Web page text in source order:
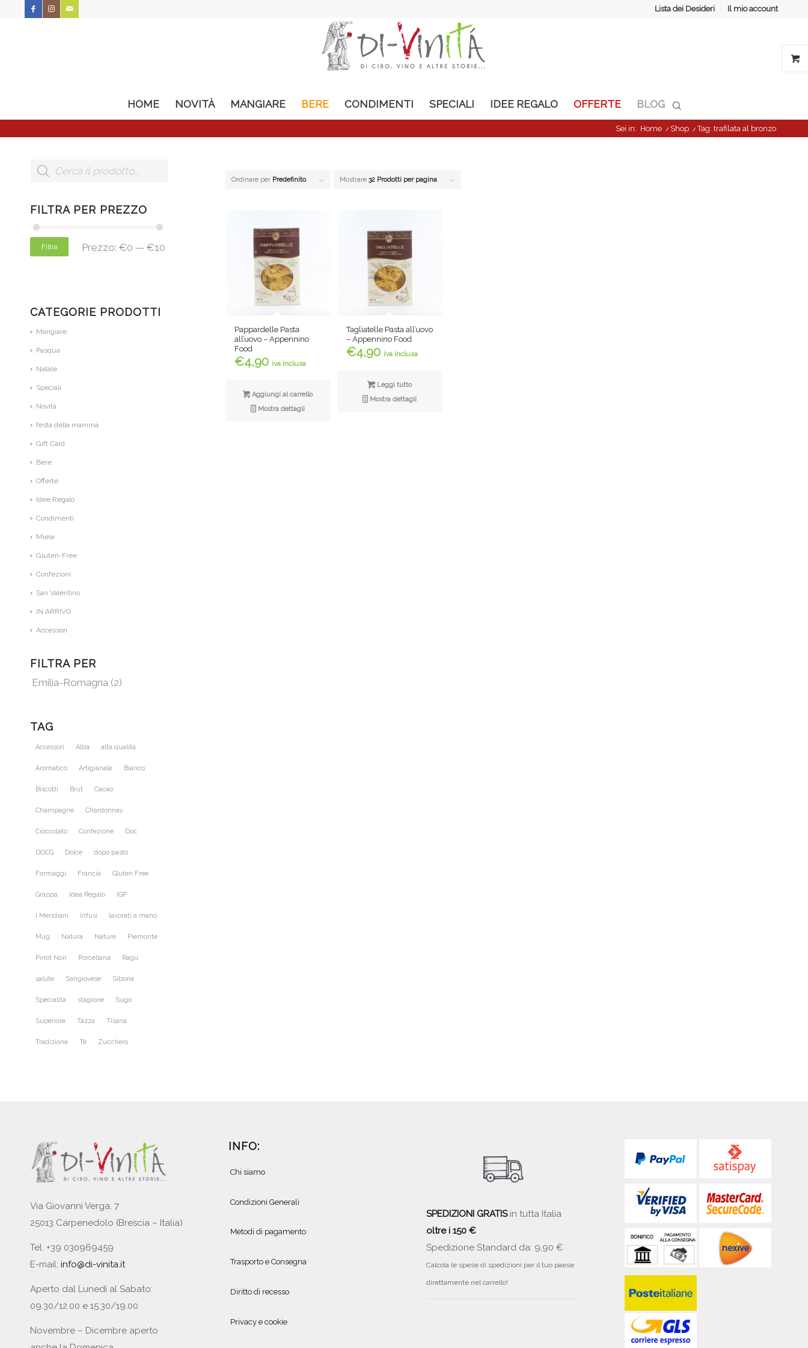
Lista dei Desideri Il mio account
HOME NOVITÀ MANGIARE BERE CONDIMENTI SPECIALI IDEE REGALO OFFERTE BLOG
Sei in: Home / Shop /Tag: trafilata al bronzo
Ordinare per Predefinito Mostrare 32 Prodotti per pagina
Pappardelle Pasta
all’uovo – Appennino
Food
€4,90 iva inclusa
Aggiungi al carrello
Mostra dettagli
Tagliatelle Pasta all’uovo
– Appennino Food
€4,90 iva inclusa
Leggi tutto
Mostra dettagli
FILTRA PER PREZZO
Filtra Prezzo: €0 — €10
CATEGORIE PRODOTTI
Mangiare
Pasqua
Natale
Speciali
Novità
festa della mamma
Gift Card
Bere
Offerte
Idee Regalo
Condimenti
Miele
Gluten-Free
Confezioni
San Valentino
IN ARRIVO
Accessori
FILTRA PER
Emilia-Romagna (2)
TAG
Accessori Alba alta qualità
Aromatico Artigianale Bianco
Biscotti Brut Cacao
Champagne Chardonnay
Cioccolato Confezione Doc
DOCG Dolce dopo pasto
Formaggi Francia Gluten Free
Grappa Idea Regalo IGP
I Meridiani Infusi lavorati a mano
Mug Natura Nature Piemonte
Pinot Noir Porcellana Ragù
salute Sangiovese Sibona
Specialità stagione Sugo
Superiore Tazza Tisana
Tradizione Tè Zucchero
Via Giovanni Verga, 7
25013 Carpenedolo (Brescia – Italia)
Tel. +39 030969459
E-mail: info@di-vinita.it
Aperto dal Lunedì al Sabato:
09.30/12.00 e 15.30/19.00
Novembre – Dicembre aperto
INFO:
Chi siamo
Condizioni Generali
Metodi di pagamento
Trasporto e Consegna
Diritto di recesso
Privacy e cookie
SPEDIZIONI GRATISin tutta Italia
oltre i 150 €
Spedizione Standard da: 9,90 €
Calcola le spese di spedizioni per il tuo paese
direttamente nel carrello!